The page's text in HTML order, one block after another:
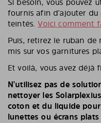
fournis afin d’ajouter
teintés.Voici comment
Puis, retirez le ruban de
mis sur vos garnitures
Et voilà, vous avez déjà
N’utilisez pas de
nettoyer les
coton et du liquide
lunettes ou écrans plats